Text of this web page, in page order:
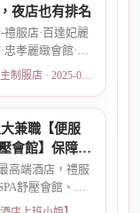
夜店也有排名
服店·百達妃麗
孝麗緻會館·敦
服店 · 2025-02-01
兼職【便服
會館】保障日
高端酒店，禮服
舒壓會館、舞
通日式酒...